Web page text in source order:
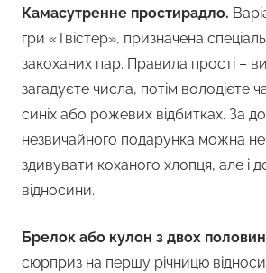
Камасутренне простирадло.
гри «Твістер», призначена
закоханих пар. Правила прості –
загадуєте числа, потім володієте
синіх або рожевих відбитках. За
незвичайного подарунка можна
здивувати коханого хлопця, але і
відносини.
Брелок або кулон з двох
сюрприз на першу річницю